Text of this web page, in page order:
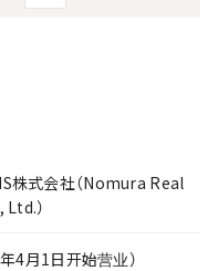
株式会社（Nomura Real
）
4月1日开始营业）